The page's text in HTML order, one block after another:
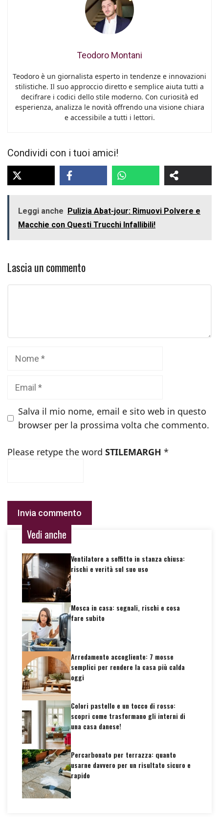
Teodoro Montani
Teodoro è un giornalista esperto in tendenze e innovazioni
stilistiche. Il suo approccio diretto e semplice aiuta tutti a
decifrare i codici dello stile moderno. Con curiosità ed
esperienza, analizza le novità offrendo una visione chiara
e accessibile a tutti i lettori.
Condividi con i tuoi amici!
Leggi anche Pulizia Abat-jour: Rimuovi Polvere e
Macchie con Questi Trucchi Infallibili!
Lascia un commento
Salva il mio nome, email e sito web in questo
browser per la prossima volta che commento.
Please retype the word STILEMARGH *
Vedi anche
Ventilatore a soffitto in stanza chiusa:
rischi e verità sul suo uso
Mosca in casa: segnali, rischi e cosa
fare subito
Arredamento accogliente: 7 mosse
semplici per rendere la casa più calda
oggi
Colori pastello e un tocco di rosso:
scopri come trasformano gli interni di
una casa danese!
Percarbonato per terrazza: quanto
usarne davvero per un risultato sicuro e
rapido